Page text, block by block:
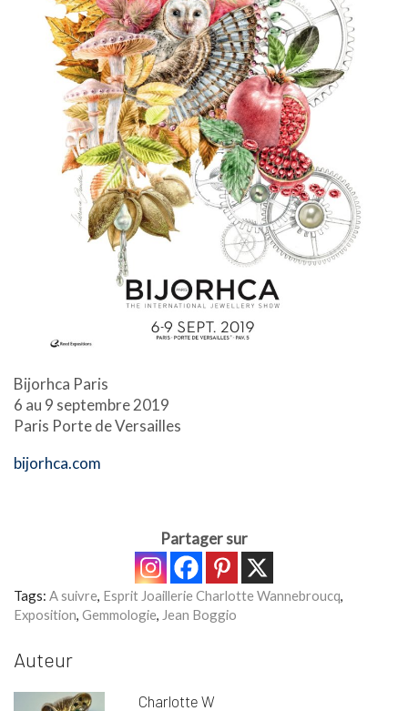
Bijorhca Paris
6 au 9 septembre 2019
Paris Porte de Versailles
bijorhca.com
Partager sur
Tags: A suivre, Esprit Joaillerie Charlotte Wannebroucq,
Exposition, Gemmologie, Jean Boggio
Auteur
Charlotte W